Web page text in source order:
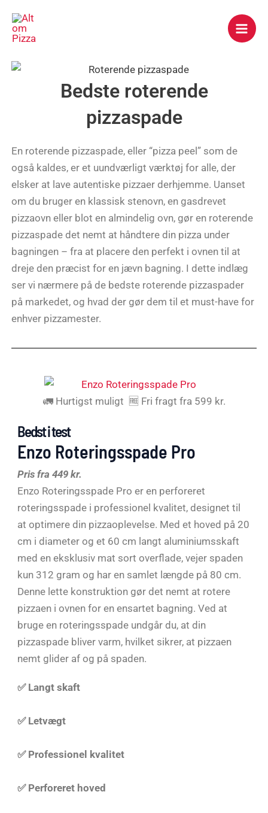
indholdet
Bedste roterende
pizzaspade
En roterende pizzaspade, eller “pizza peel” som de
også kaldes, er et uundværligt værktøj for alle, der
elsker at lave autentiske pizzaer derhjemme. Uanset
om du bruger en klassisk stenovn, en gasdrevet
pizzaovn eller blot en almindelig ovn, gør en roterende
pizzaspade det nemt at håndtere din pizza under
bagningen – fra at placere den perfekt i ovnen til at
dreje den præcist for en jævn bagning. I dette indlæg
ser vi nærmere på de bedste roterende pizzaspader
på markedet, og hvad der gør dem til et must-have for
enhver pizzamester.
🚛 Hurtigst muligt 🆓 Fri fragt fra 599 kr.
Bedst i test
Enzo Roteringsspade Pro
Pris fra 449 kr.
Enzo Roteringsspade Pro er en perforeret
roteringsspade i professionel kvalitet, designet til
at optimere din pizzaoplevelse. Med et hoved på 20
cm i diameter og et 60 cm langt aluminiumsskaft
med en eksklusiv mat sort overflade, vejer spaden
kun 312 gram og har en samlet længde på 80 cm.
Denne lette konstruktion gør det nemt at rotere
pizzaen i ovnen for en ensartet bagning. Ved at
bruge en roteringsspade undgår du, at din
pizzaspade bliver varm, hvilket sikrer, at pizzaen
nemt glider af og på spaden.
✅ Langt skaft
✅ Letvægt
✅ Professionel kvalitet
✅ Perforeret hoved